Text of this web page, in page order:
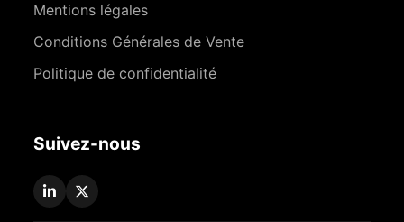
Mentions légales
Conditions Générales de Vente
Politique de confidentialité
Suivez-nous